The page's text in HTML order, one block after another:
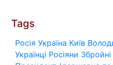
Tags
Росія Україна Київ
Українці Росіяни